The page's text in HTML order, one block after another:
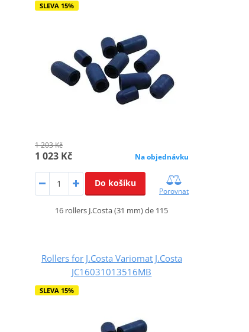
SLEVA 15%
1 203 Kč
1 023 Kč Na objednávku
Do košíku
Porovnat
16 rollers J.Costa (31 mm) de 115
Rollers for J.Costa Variomat J.Costa
JC16031013516MB
SLEVA 15%